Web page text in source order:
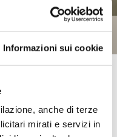
Informazioni sui cookie
anche di terze
mirati e servizi in